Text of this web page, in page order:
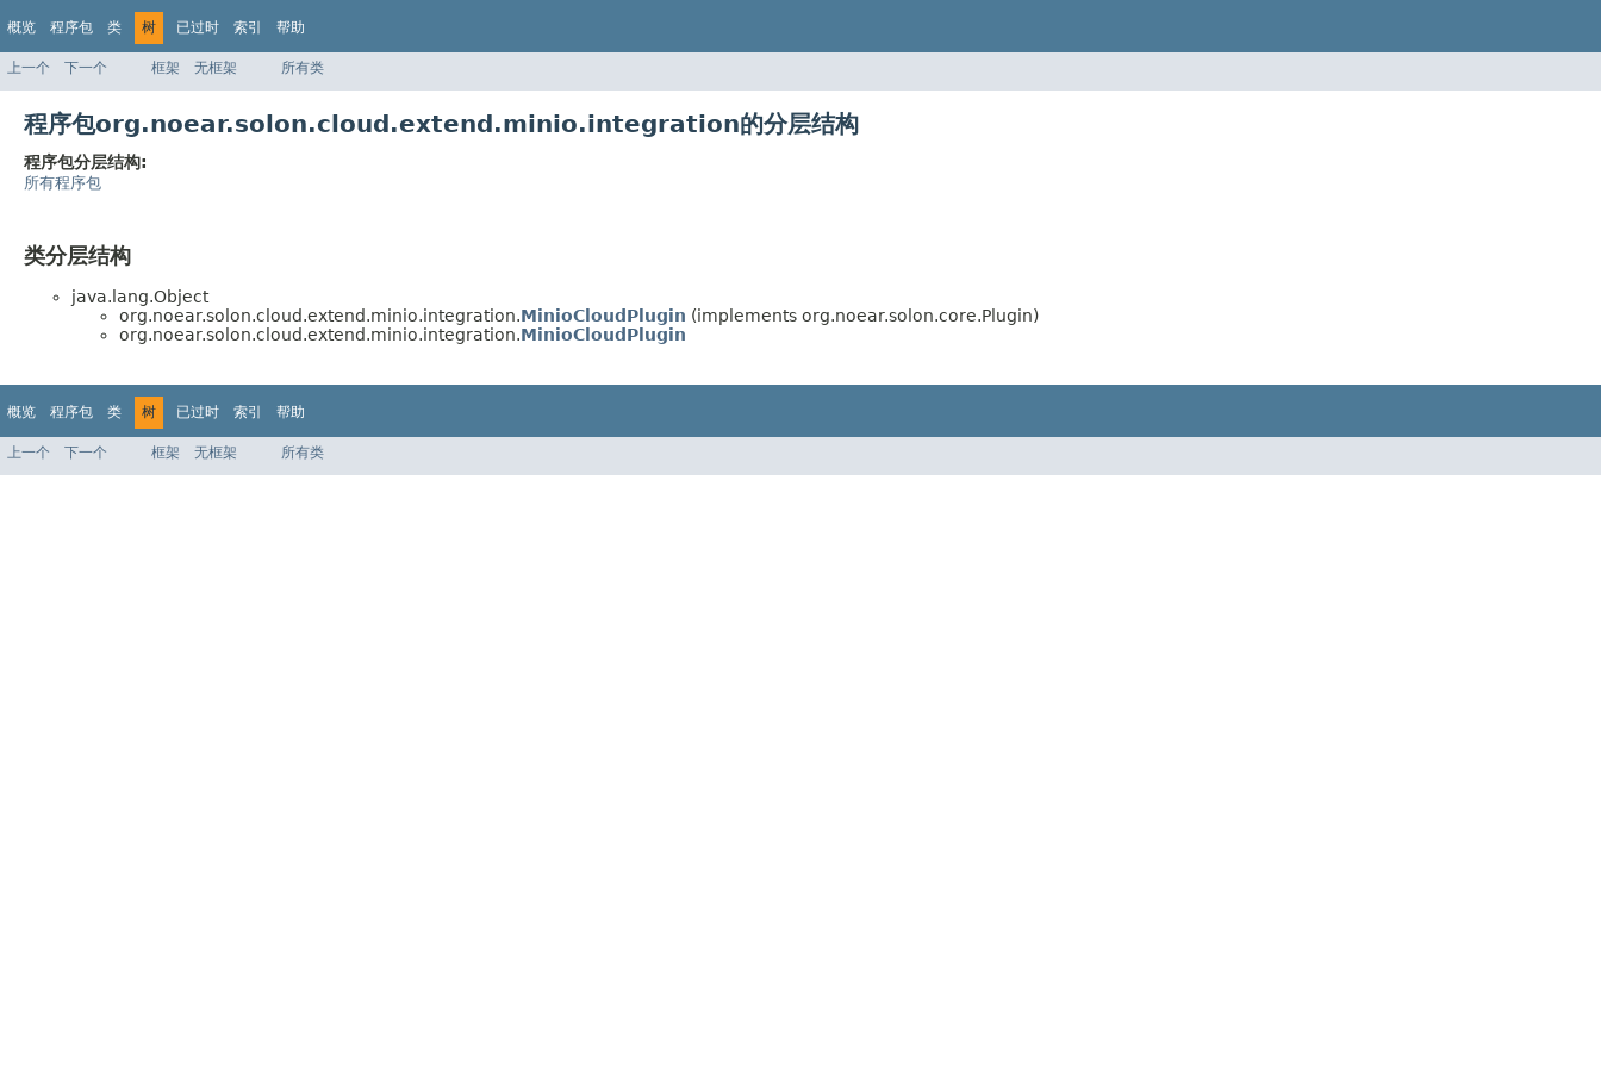
概览 程序包 类 树 已过时 索引 帮助
上一个 下一个 框架 无框架 所有类
程序包org.noear.solon.cloud.extend.minio.integration的分层结构
程序包分层结构:
所有程序包
类分层结构
java.lang.Object
org.noear.solon.cloud.extend.minio.integration.MinioCloudPlugin (implements org.noear.solon.core.Plugin)
org.noear.solon.cloud.extend.minio.integration.MinioCloudPlugin
概览 程序包 类 树 已过时 索引 帮助
上一个 下一个 框架 无框架 所有类